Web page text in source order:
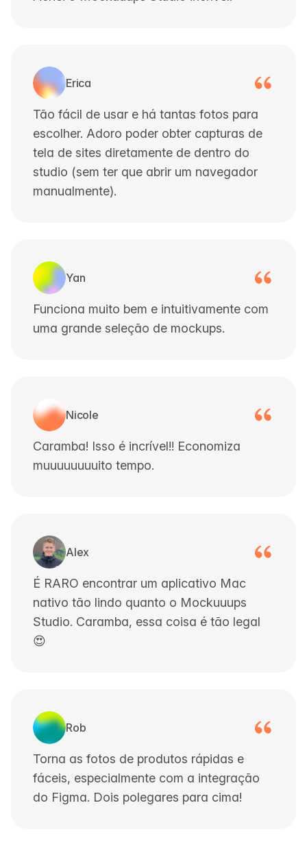
Erica
Tão fácil de usar e há tantas fotos para
escolher. Adoro poder obter capturas de
tela de sites diretamente de dentro do
studio (sem ter que abrir um navegador
manualmente).
Yan
Funciona muito bem e intuitivamente com
uma grande seleção de mockups.
Nicole
Caramba! Isso é incrível!! Economiza
muuuuuuuuito tempo.
Alex
É RARO encontrar um aplicativo Mac
nativo tão lindo quanto o Mockuuups
Studio. Caramba, essa coisa é tão legal
😍
Rob
Torna as fotos de produtos rápidas e
fáceis, especialmente com a integração
do Figma. Dois polegares para cima!